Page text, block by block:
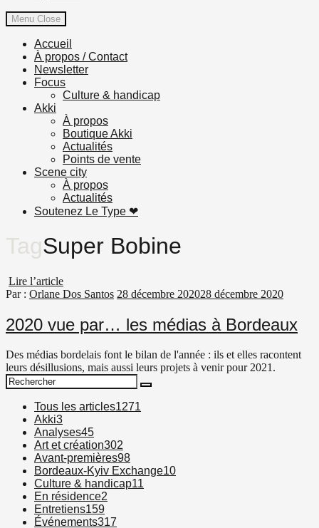
Menu Close
Accueil
À propos / Contact
Newsletter
Focus
Culture & handicap
Akki
À propos
Boutique Akki
Actualités
Points de vente
Scene city
À propos
Actualités
Soutenez Le Type ❤︎
TagSuper Bobine
Lire l’article
Par : Orlane Dos Santos 28 décembre 202028 décembre 2020
2020 vue par… les médias à Bordeaux
Des médias bordelais font le bilan de l'année : ils et elles racontent
leurs désillusions, mais aussi leurs projets à venir pour 2021.
Search
for:
Search
Tous les articles1271
Akki3
Analyses45
Art et création302
Avant-premières98
Bordeaux-Kyiv Exchange10
Culture & handicap11
En résidence2
Entretiens159
Événements317